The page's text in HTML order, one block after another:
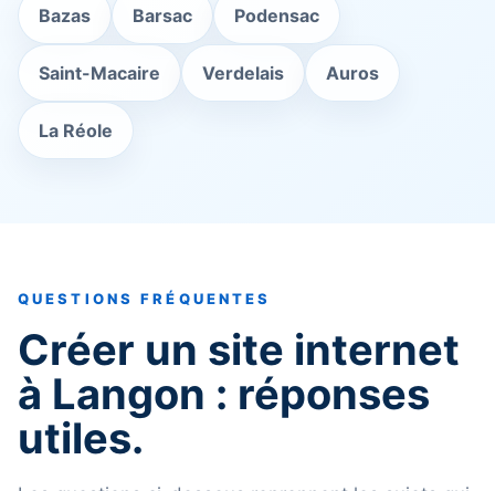
Bazas Barsac Podensac
Saint-Macaire Verdelais Auros
La Réole
QUESTIONS FRÉQUENTES
Créer un site internet
à Langon : réponses
utiles.